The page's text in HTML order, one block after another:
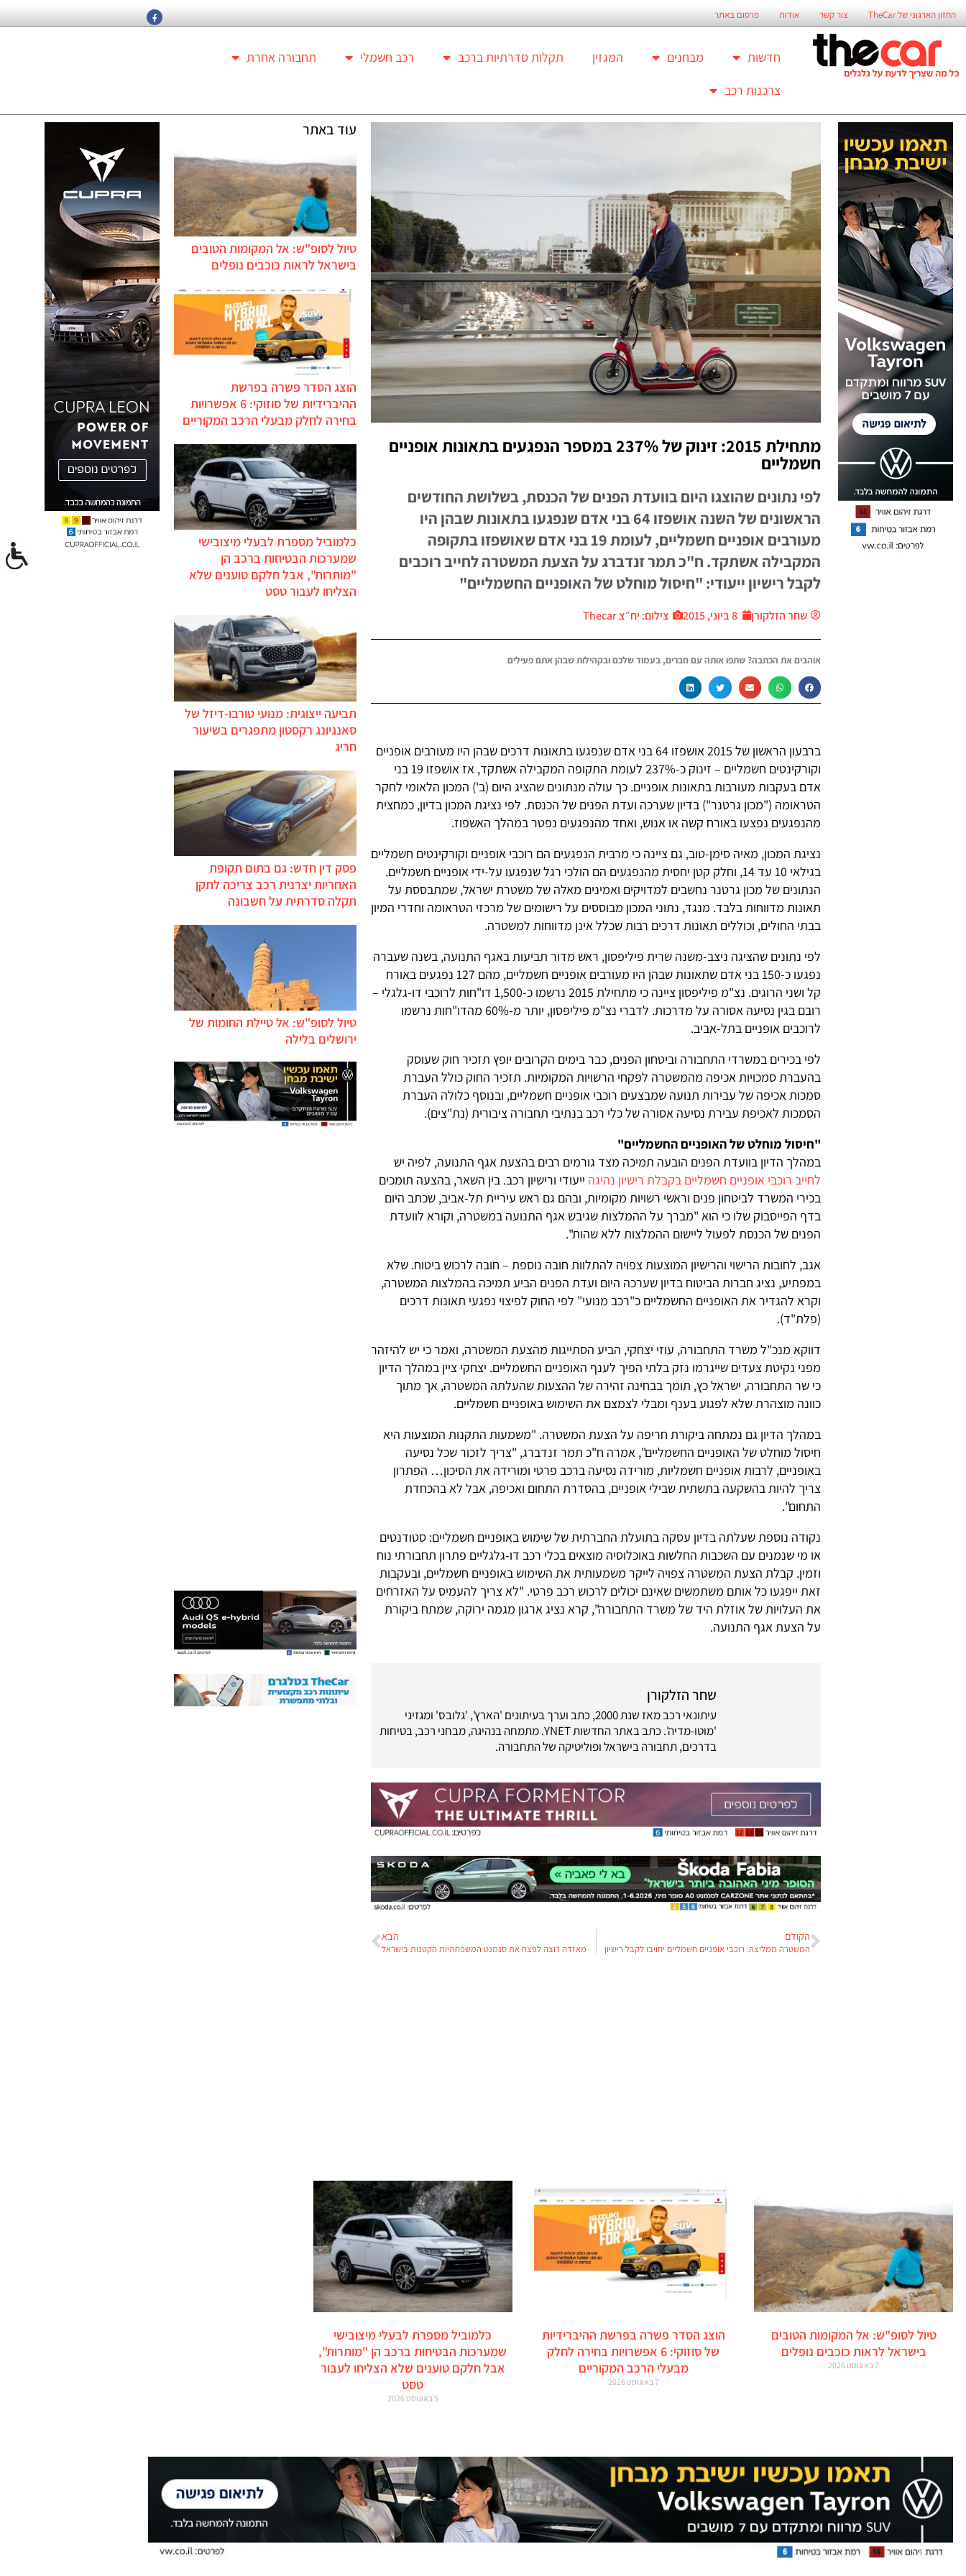
החזון הארגוני של TheCar צור קשר אודות פרסום באתר
חדשות מבחנים המגזין תקלות סדרתיות ברכב רכב חשמלי
תחבורה אחרת
צרכנות רכב
מתחילת 2015: זינוק של 237% במספר הנפגעים בתאונות אופניים
חשמליים
לפי נתונים שהוצגו היום בוועדת הפנים של הכנסת, בשלושת החודשים
הראשונים של השנה אושפזו 64 בני אדם שנפגעו בתאונות שבהן היו
מעורבים אופניים חשמליים, לעומת 19 בני אדם שאושפזו בתקופה
המקבילה אשתקד. ח"כ תמר זנדברג על הצעת המשטרה לחייב רוכבים
לקבל רישיון ייעודי: "חיסול מוחלט של האופניים החשמליים"
שחר הזלקורן 8 ביוני, 2015 צילום: יח״צ Thecar
אוהבים את הכתבה? שתפו אותה עם חברים, בעמוד שלכם ובקהילות שבהן אתם פעילים
ברבעון הראשון של 2015 אושפזו 64 בני אדם שנפגעו בתאונות דרכים שבהן היו מעורבים אופניים
וקורקינטים חשמליים – זינוק כ-237% לעומת התקופה המקבילה אשתקד, אז אושפזו 19 בני
אדם בעקבות מעורבות בתאונות אופניים. כך עולה מנתונים שהציג היום (ב') המכון הלאומי לחקר
הטראומה ("מכון גרטנר") בדיון שערכה ועדת הפנים של הכנסת. לפי נציגת המכון בדיון, כמחצית
מהנפגעים נפצעו באורח קשה או אנוש, ואחד מהנפגעים נפטר במהלך האשפוז.
נציגת המכון, מאיה סימן-טוב, גם ציינה כי מרבית הנפגעים הם רוכבי אופניים וקורקינטים חשמליים
בגילאי 10 עד 14, וחלק קטן יחסית מהנפגעים הם הולכי רגל שנפגעו על-ידי אופניים חשמליים.
הנתונים של מכון גרטנר נחשבים למדויקים ואמינים מאלה של משטרת ישראל, שמתבססת על
תאונות מדווחות בלבד. מנגד, נתוני המכון מבוססים על רישומים של מרכזי הטראומה וחדרי המיון
בבתי החולים, וכוללים תאונות דרכים רבות שכלל אינן מדווחות למשטרה.
לפי נתונים שהציגה ניצב-משנה שרית פיליפסון, ראש מדור תביעות באגף התנועה, בשנה שעברה
נפגעו כ-150 בני אדם שתאונות שבהן היו מעורבים אופניים חשמליים, מהם 127 נפגעים באורח
קל ושני הרוגים. נצ"מ פיליפסון ציינה כי מתחילת 2015 נרשמו כ-1,500 דו"חות לרוכבי דו-גלגלי –
רובם בגין נסיעה אסורה על מדרכות. לדברי נצ"מ פיליפסון, יותר מ-60% מהדו"חות נרשמו
לרוכבים אופניים בתל-אביב.
לפי בכירים במשרדי התחבורה וביטחון הפנים, כבר בימים הקרובים יופץ תזכיר חוק שעוסק
בהעברת סמכויות אכיפה מהמשטרה לפקחי הרשויות המקומיות. תזכיר החוק כולל העברת
סמכות אכיפה של עבירות תנועה שמבצעים רוכבי אופניים חשמליים, ובנוסף כלולה העברת
הסמכות לאכיפת עבירת נסיעה אסורה של כלי רכב בנתיבי תחבורה ציבורית (נת"צים).
"חיסול מוחלט של האופניים החשמליים"
במהלך הדיון בוועדת הפנים הובעה תמיכה מצד גורמים רבים בהצעת אגף התנועה, לפיה יש
לחייב רוכבי אופניים חשמליים בקבלת רישיון נהיגה ייעודי ורישיון רכב. בין השאר, בהצעה תומכים
בכירי המשרד לביטחון פנים וראשי רשויות מקומיות, ובהם גם ראש עיריית תל-אביב, שכתב היום
בדף הפייסבוק שלו כי הוא "מברך על ההמלצות שגיבש אגף התנועה במשטרה, וקורא לוועדת
הפנים של הכנסת לפעול ליישום ההמלצות ללא שהות".
אגב, לחובות הרישוי והרישיון המוצעות צפויה להתלוות חובה נוספת – חובה לרכוש ביטוח. שלא
במפתיע, נציג חברות הביטוח בדיון שערכה היום ועדת הפנים הביע תמיכה בהמלצות המשטרה,
וקרא להגדיר את האופניים החשמליים כ"רכב מנועי" לפי החוק לפיצוי נפגעי תאונות דרכים
(פלת"ד).
דווקא מנכ"ל משרד התחבורה, עוזי יצחקי, הביע הסתייגות מהצעת המשטרה, ואמר כי יש להיזהר
מפני נקיטת צעדים שייגרמו נזק בלתי הפיך לענף האופניים החשמליים. יצחקי ציין במהלך הדיון
כי שר התחבורה, ישראל כץ, תומך בבחינה זהירה של ההצעות שהעלתה המשטרה, אך מתוך
כוונה מוצהרת שלא לפגוע בענף ומבלי לצמצם את השימוש באופניים חשמליים.
במהלך הדיון גם נמתחה ביקורת חריפה על הצעת המשטרה. "משמעות התקנות המוצעות היא
חיסול מוחלט של האופניים החשמליים", אמרה ח"כ תמר זנדברג, "צריך לזכור שכל נסיעה
באופניים, לרבות אופניים חשמליות, מורידה נסיעה ברכב פרטי ומורידה את הסיכון… הפתרון
צריך להיות בהשקעה בתשתית שבילי אופניים, בהסדרת התחום ואכיפה, אבל לא בהכחדת
התחום".
נקודה נוספת שעלתה בדיון עסקה בתועלת החברתית של שימוש באופניים חשמליים: סטודנטים
או מי שנמנים עם השכבות החלשות באוכלוסיה מוצאים בכלי רכב דו-גלגליים פתרון תחבורתי נוח
וזמין. קבלת הצעת המשטרה צפויה לייקר משמעותית את השימוש באופניים חשמליים, ובעקבות
זאת ייפגעו כל אותם משתמשים שאינם יכולים לרכוש רכב פרטי. "לא צריך להעמיס על האזרחים
את העלויות של אוזלת היד של משרד התחבורה", קרא נציג ארגון מגמה ירוקה, שמתח ביקורת
על הצעת אגף התנועה.
שחר הזלקורן
עיתונאי רכב מאז שנת 2000, כתב וערך בעיתונים 'הארץ', 'גלובס' ומגזיני
'מוטו-מדיה'. כתב באתר החדשות YNET. מתמחה בנהיגה, מבחני רכב, בטיחות
בדרכים, תחבורה בישראל ופוליטיקה של התחבורה.
הקודם
המשטרה ממליצה: רוכבי אופניים חשמליים יחויבו לקבל רישיון
הבא
מאזדה רוצה לפצח את סגמנט המשפחתיות הקטנות בישראל
עוד באתר
טיול לסופ"ש: אל המקומות הטובים
בישראל לראות כוכבים נופלים
הוצג הסדר פשרה בפרשת
ההיברידיות של סוזוקי: 6 אפשרויות
בחירה לחלק מבעלי הרכב המקוריים
כלמוביל מספרת לבעלי מיצובישי
שמערכות הבטיחות ברכב הן
"מותרות", אבל חלקם טוענים שלא
הצליחו לעבור טסט
תביעה ייצוגית: מנועי טורבו-דיזל של
סאנגיונג רקסטון מתפגרים בשיעור
חריג
פסק דין חדש: גם בתום תקופת
האחריות יצרנית רכב צריכה לתקן
תקלה סדרתית על חשבונה
טיול לסופ"ש: אל טיילת החומות של
ירושלים בלילה
טיול לסופ"ש: אל המקומות הטובים
בישראל לראות כוכבים נופלים
7 באוגוסט 2026
הוצג הסדר פשרה בפרשת ההיברידיות
של סוזוקי: 6 אפשרויות בחירה לחלק
מבעלי הרכב המקוריים
7 באוגוסט 2026
כלמוביל מספרת לבעלי מיצובישי
שמערכות הבטיחות ברכב הן "מותרות",
אבל חלקם טוענים שלא הצליחו לעבור
טסט
5 באוגוסט 2026